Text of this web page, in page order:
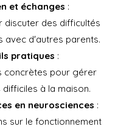
et échanges :
discuter des difficultés
avec d'autres parents.
pratiques :
concrètes pour gérer
à la maison.
en neurosciences :
sur le fonctionnement